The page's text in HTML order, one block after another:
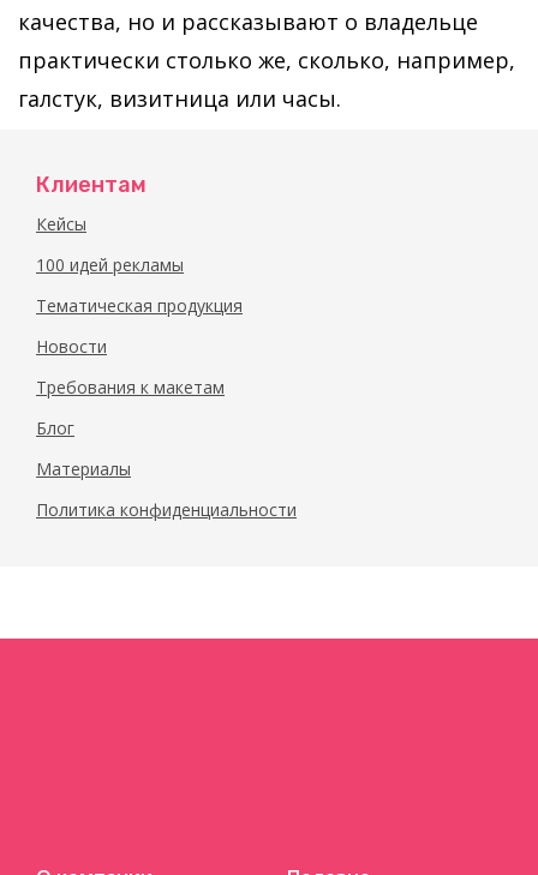
качества, но и рассказывают о владельце
практически столько же, сколько, например,
галстук, визитница или часы.
Клиентам
Кейсы
100 идей рекламы
Тематическая продукция
Новости
Требования к макетам
Блог
Материалы
Политика конфиденциальности